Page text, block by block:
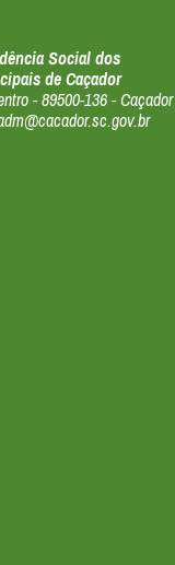
Social dos
de Caçador
- 89500-136 -